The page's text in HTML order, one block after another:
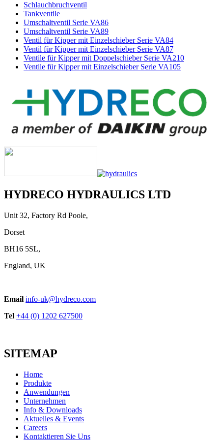
Schlauchbruchventil
Tankventile
Umschaltventil Serie VA86
Umschaltventil Serie VA89
Ventil für Kipper mit Einzelschieber Serie VA84
Ventil für Kipper mit Einzelschieber Serie VA87
Ventile für Kipper mit Doppelschieber Serie VA210
Ventile für Kipper mit Einzelschieber Serie VA105
HYDRECO HYDRAULICS LTD
Unit 32, Factory Rd Poole,
Dorset
BH16 5SL,
England, UK
Email info-uk@hydreco.com
Tel +44 (0) 1202 627500
SITEMAP
Home
Produkte
Anwendungen
Unternehmen
Info & Downloads
Aktuelles & Events
Careers
Kontaktieren Sie Uns